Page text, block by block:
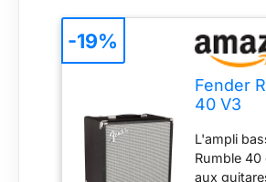
Fender
40 V3
Combo
Guitare
L'ampli
Rumble
aux
-19%